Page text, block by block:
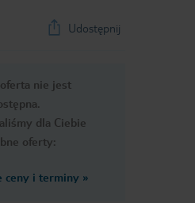
Udostępnij
nie jest
dla Ciebie
oferty:
ceny i terminy »